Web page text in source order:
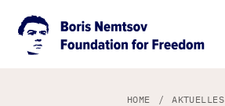
HOME / AKTUELLES